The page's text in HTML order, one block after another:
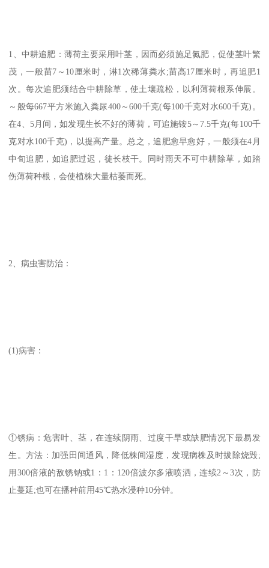
1、中耕追肥：薄荷主要采用叶茎，因而必须施足氮肥，促使茎叶繁
茂，一般苗7～10厘米时，淋1次稀薄粪水;苗高17厘米时，再追肥1
次。每次追肥须结合中耕除草，使土壤疏松，以利薄荷根系伸展。
～般每667平方米施入粪尿400～600千克(每100千克对水600千克)。
在4、5月间，如发现生长不好的薄荷，可追施铵5～7.5千克(每100千
克对水100千克)，以提高产量。总之，追肥愈早愈好，一般须在4月
中旬追肥，如追肥过迟，徒长枝干。同时雨天不可中耕除草，如踏
伤薄荷种根，会使植株大量枯萎而死。
2、病虫害防治：
(1)病害：
①锈病：危害叶、茎，在连续阴雨、过度干旱或缺肥情况下最易发
生。方法：加强田间通风，降低株间湿度，发现病株及时拔除烧毁;
用300倍液的敌锈钠或1：1：120倍波尔多液喷洒，连续2～3次，防
止蔓延;也可在播种前用45℃热水浸种10分钟。